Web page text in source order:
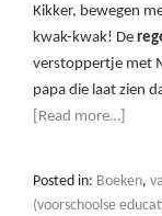
Kikker, bewegen
kwak-kwak! De
verstoppertje met
papa die laat zien
[Read more…]
Posted in: Boeken,
(voorschoolse